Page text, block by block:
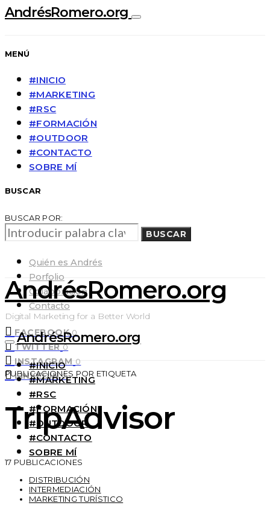
AndrésRomero.org
MENÚ
#INICIO
#MARKETING
#RSC
#FORMACIÓN
#OUTDOOR
#CONTACTO
SOBRE MÍ
BUSCAR
BUSCAR POR:
BUSCAR
Quién es Andrés
Porfolio
Colaboración
Contacto
FACEBOOK 0
TWITTER 0
INSTAGRAM 0
LINKEDIN 0
AndrésRomero.org
Digital Marketing for a Better World
AndrésRomero.org
#INICIO
#MARKETING
#RSC
#FORMACIÓN
#OUTDOOR
#CONTACTO
SOBRE MÍ
PUBLICACIONES POR ETIQUETA
TripAdvisor
17 PUBLICACIONES
DISTRIBUCIÓN
INTERMEDIACIÓN
MARKETING TURÍSTICO